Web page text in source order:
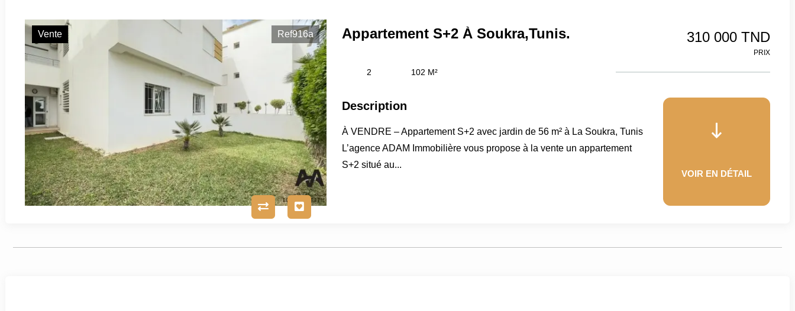
Vente Ref916a Appartement S+2 À Soukra,Tunis. 310 000 TND
PRIX
2 102 M²
Description
À VENDRE – Appartement S+2 avec jardin de 56 m² à La Soukra, Tunis
L’agence ADAM Immobilière vous propose à la vente un appartement
S+2 situé au...
VOIR EN DÉTAIL